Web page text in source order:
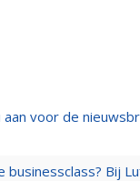
aan voor de
businessclass? Bij